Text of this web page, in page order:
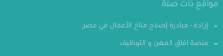
مواقع ذات صلة
إرادة - مبادرة إصلاح مناخ الأعمال في مصر